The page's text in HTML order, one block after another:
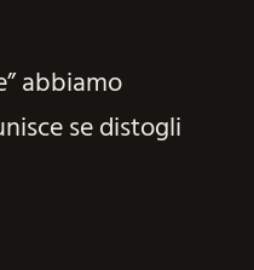
abbiamo
se distogli